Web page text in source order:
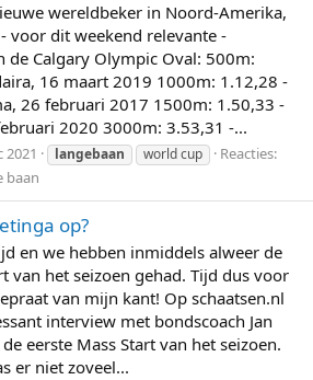
wereldbeker in Noord-Amerika,
voor dit weekend relevante -
de Calgary Olympic Oval: 500m:
16 maart 2019 1000m: 1.12,28 -
26 februari 2017 1500m: 1.50,33 -
2020 3000m: 3.53,31 -...
2021 langebaan world cup
Reacties:
baan
op?
en we hebben inmiddels alweer de
van het seizoen gehad. Tijd dus voor
van mijn kant! Op schaatsen.nl
interview met bondscoach Jan
eerste Mass Start van het seizoen.
er niet zoveel...